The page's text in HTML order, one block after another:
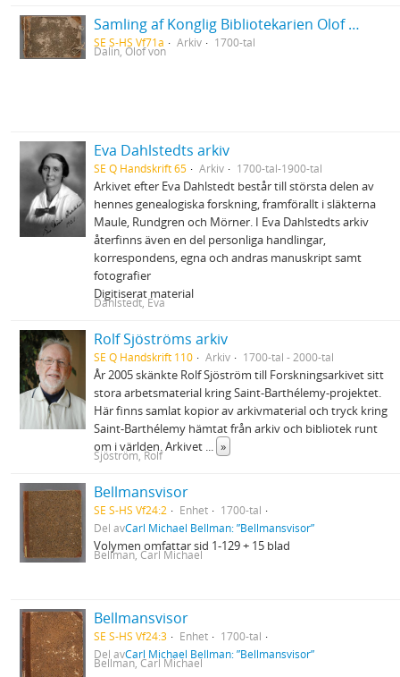
Samling af Konglig Bibliotekarien Olof Dalins versar
SE S-HS Vf71a Arkiv 1700-tal
Dalin, Olof von
Eva Dahlstedts arkiv
SE Q Handskrift 65 Arkiv 1700-tal-1900-tal
Arkivet efter Eva Dahlstedt består till största delen av
hennes genealogiska forskning, framförallt i släkterna
Maule, Rundgren och Mörner. I Eva Dahlstedts arkiv
återfinns även en del personliga handlingar,
korrespondens, egna och andras manuskript samt
fotografier
Digitiserat material
Dahlstedt, Eva
Rolf Sjöströms arkiv
SE Q Handskrift 110 Arkiv 1700-tal - 2000-tal
År 2005 skänkte Rolf Sjöström till Forskningsarkivet sitt
stora arbetsmaterial kring Saint-Barthélemy-projektet.
Här finns samlat kopior av arkivmaterial och tryck kring
Saint-Barthélemy hämtat från arkiv och bibliotek runt
om i världen. Arkivet ... »
Sjöström, Rolf
Bellmansvisor
SE S-HS Vf24:2 Enhet
1700-tal
Del avCarl Michael Bellman: ”Bellmansvisor”
Volymen omfattar sid 1-129 + 15 blad
Bellman, Carl Michael
Bellmansvisor
SE S-HS Vf24:3 Enhet
1700-tal
Del avCarl Michael Bellman: ”Bellmansvisor”
Bellman, Carl Michael